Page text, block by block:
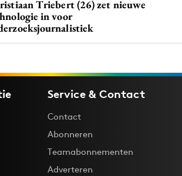
Triebert (26) zet nieuwe
in voor
Service & Contact
Contact
Abonneren
Teamabonnementen
Adverteren